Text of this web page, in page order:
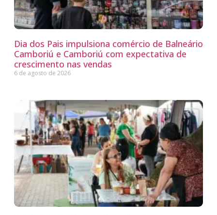
Dia dos Pais impulsiona comércio de Balneário
Camboriú e Camboriú com expectativa de
crescimento nas vendas
6 de agosto de 2026